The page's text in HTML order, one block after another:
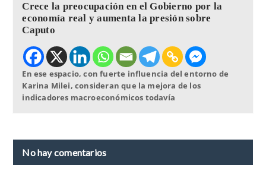
Crece la preocupación en el Gobierno por la
economía real y aumenta la presión sobre
Caputo
En ese espacio, con fuerte influencia del entorno de
Karina Milei, consideran que la mejora de los
indicadores macroeconómicos todavía
No hay comentarios